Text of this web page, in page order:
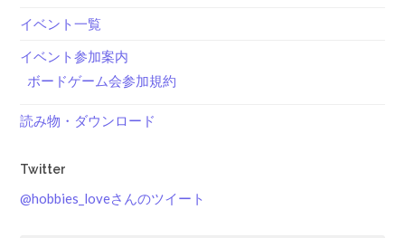
イベント一覧
イベント参加案内
ボードゲーム会参加規約
読み物・ダウンロード
Twitter
@hobbies_loveさんのツイート